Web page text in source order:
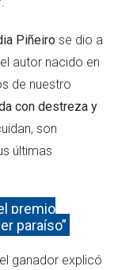
Piñeiro se dio a
autor nacido en
de nuestro
con destreza y
son
últimas
premio
paraíso”
ganador explicó